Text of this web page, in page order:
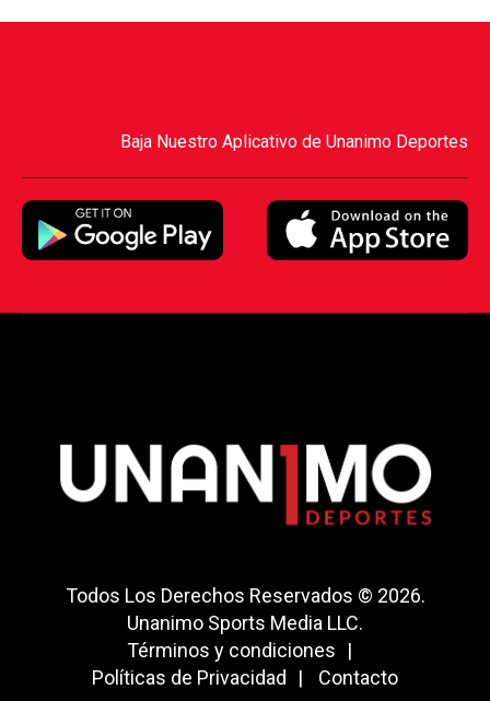
Baja Nuestro Aplicativo de Unanimo Deportes
Todos Los Derechos Reservados © 2026.
Unanimo Sports Media LLC.
Términos y condiciones
Políticas de Privacidad
Contacto